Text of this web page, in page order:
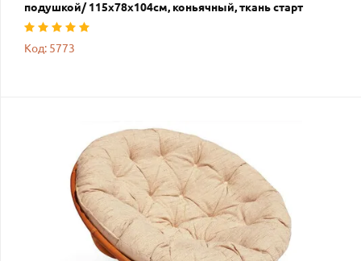
подушкой/ 115х78х104см, коньячный, ткань старт
Код: 5773